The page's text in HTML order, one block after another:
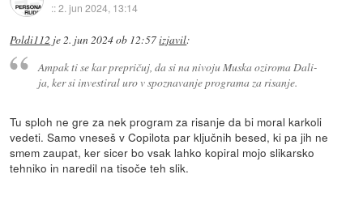
::2. jun 2024, 13:14
Poldi112 je2. jun 2024 ob 12:57izjavil:
Ampak ti se kar prepričuj, da si na nivoju Muska oziroma Dali-
ja, ker si investiral uro v spoznavanje programa za risanje.
Tu sploh ne gre za nek program za risanje da bi moral karkoli
vedeti. Samo vneseš v Copilota par ključnih besed, ki pa jih ne
smem zaupat, ker sicer bo vsak lahko kopiral mojo slikarsko
tehniko in naredil na tisoče teh slik.